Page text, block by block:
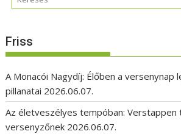
Friss
A Monacói Nagydíj: Élőben a versenynap
pillanatai 2026.06.07.
Az életveszélyes tempóban: Verstappen
versenyzőnek 2026.06.07.